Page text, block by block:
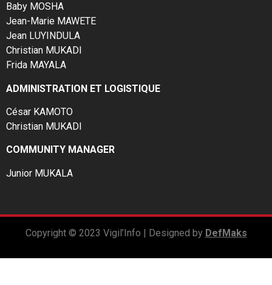
Baby MOSHA
Jean-Marie MAWETE
Jean LUYINDULA
Christian MUKADI
Frida MAYALA
ADMINISTRATION ET LOGISTIQUE
César KAMOTO
Christian MUKADI
COMMUNITY MANAGER
Junior MUKALA
Copyright © 2023 Vigil’Info | Designed by DefMaks